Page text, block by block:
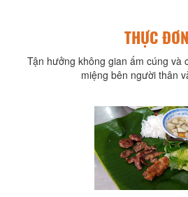
THỰC ĐƠN
Tận hưởng không gian ấm cúng và
miệng bên người thân